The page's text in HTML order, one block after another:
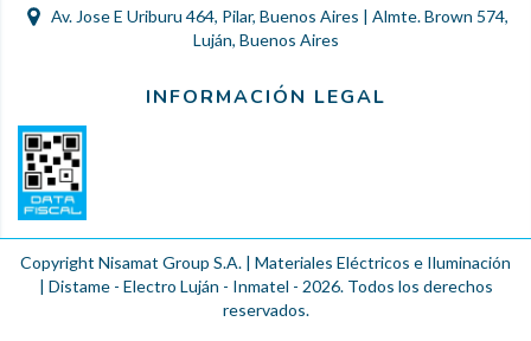
Av. Jose E Uriburu 464, Pilar, Buenos Aires | Almte. Brown 574,
Luján, Buenos Aires
INFORMACIÓN LEGAL
Copyright Nisamat Group S.A. | Materiales Eléctricos e Iluminación
| Distame - Electro Luján - Inmatel - 2026. Todos los derechos
reservados.